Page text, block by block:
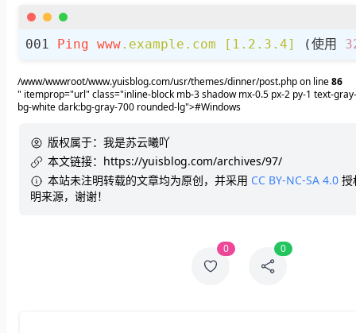
Ping www.example .com [1.2.3.4] (使用
/www/wwwroot/www.yuisblog.com/usr/themes/dinner/post.php on line86
" itemprop="url" class="inline-block mb-3 shadow mx-0.5 px-2 py-1 text-
bg-white dark:bg-gray-700 rounded-lg">#Windows
版权属于： 我是苏云曦吖
本文链接： https://yuisblog.com/archives/97/
本站未注明转载的文章均为原创，并采用 CC BY-NC-SA 4.0 授
明来源，谢谢！
0 0